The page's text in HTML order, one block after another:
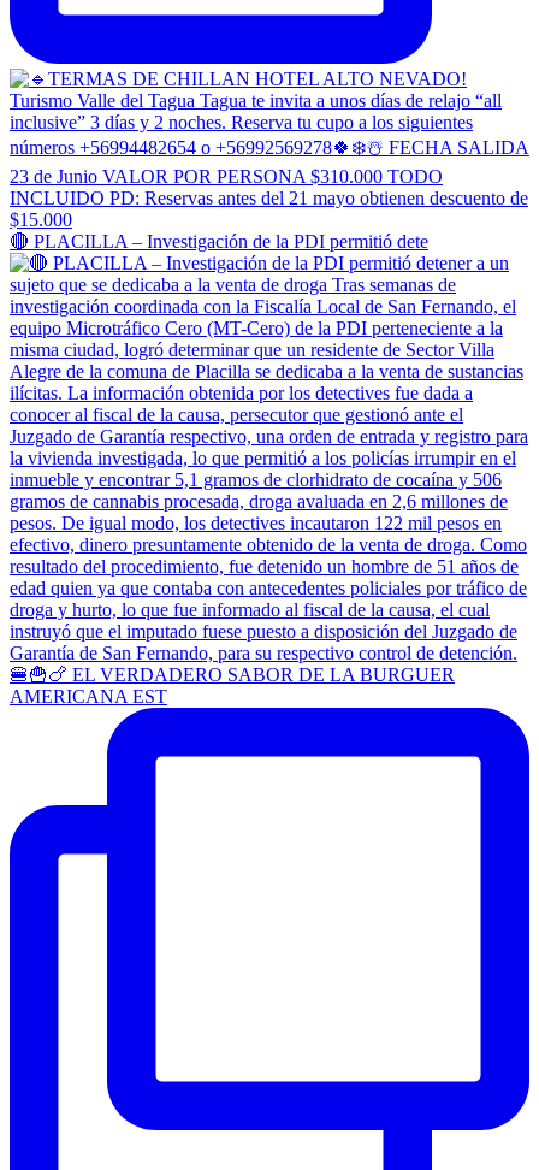
🔴 PLACILLA – Investigación de la PDI permitió dete
🍔🍟🍗 EL VERDADERO SABOR DE LA BURGUER
AMERICANA EST